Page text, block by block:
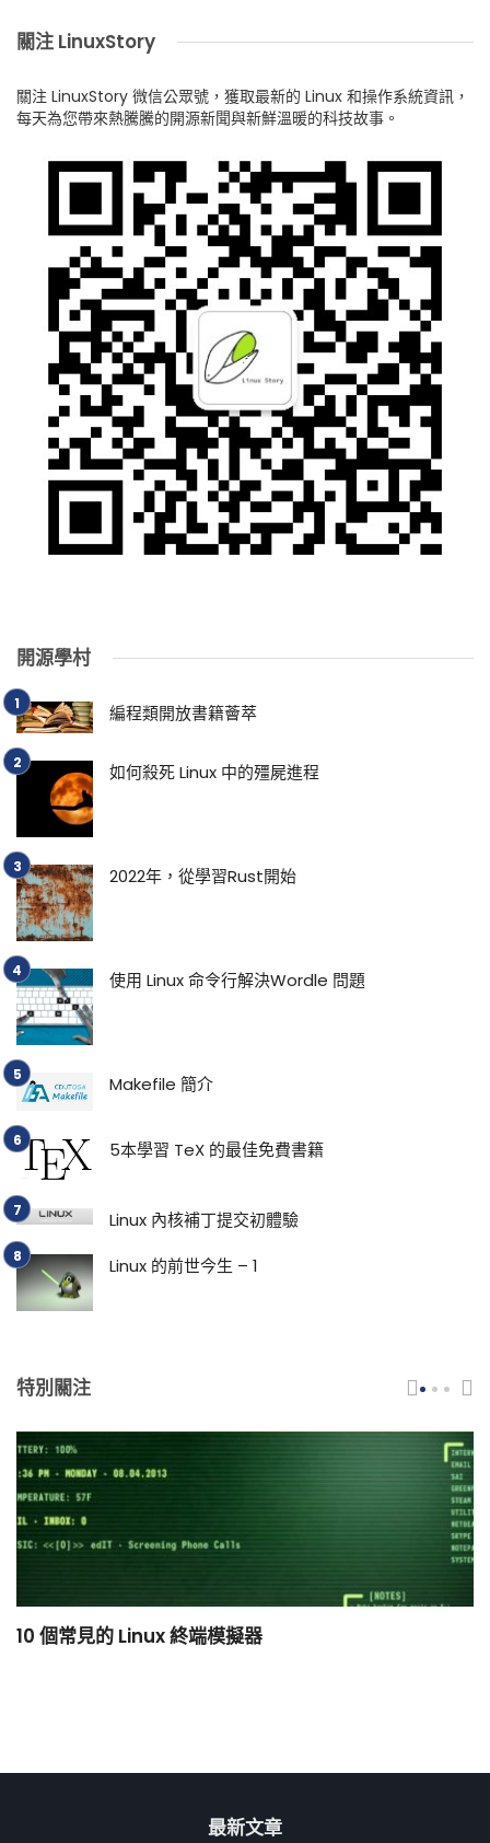
關注 LinuxStory
關注 LinuxStory 微信公眾號，獲取最新的 Linux 和操作系統資訊，
每天為您帶來熱騰騰的開源新聞與新鮮溫暖的科技故事。
開源學村
編程類開放書籍薈萃
如何殺死 Linux 中的殭屍進程
2022年，從學習Rust開始
使用 Linux 命令行解決Wordle 問題
Makefile 簡介
5本學習 TeX 的最佳免費書籍
Linux 內核補丁提交初體驗
Linux 的前世今生 – 1
特別關注
10 個常見的 Linux 終端模擬器
最新文章